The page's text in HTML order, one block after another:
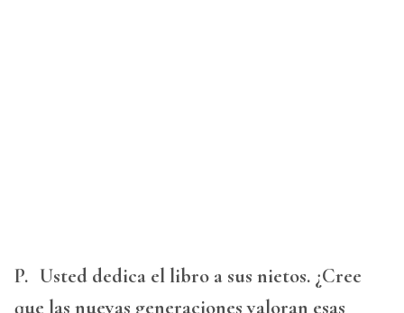
P. Usted dedica el libro a sus nietos. ¿Cree
que las nuevas generaciones valoran esas